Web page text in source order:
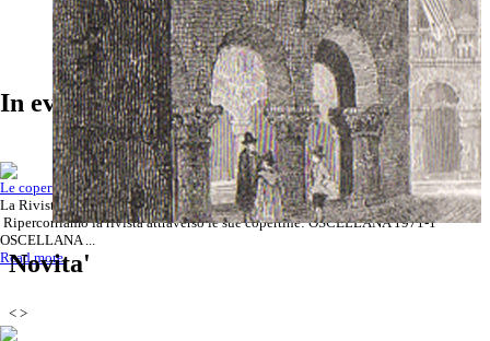
Rivista Oscellana
Scoprila attraverso le copertine
della Rivista
Read more
Novita'
< >
In evidenza
Le copertine della Rivista e gli indici
La Rivista Oscellana
Ripercorriamo la rivista attraverso le sue copertine: OSCELLANA 1971-1
OSCELLANA ...
Read more